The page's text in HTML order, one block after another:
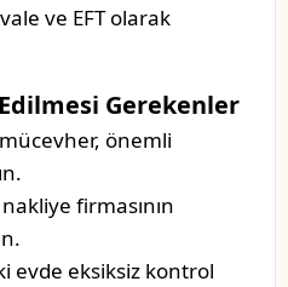
ve EFT olarak
Gerekenler
önemli
firmasının
evde eksiksiz kontrol